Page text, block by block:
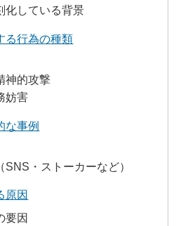
化している背景
る行為の種類
神的攻撃
妨害
な事例
SNS・ストーカーなど）
原因
要因